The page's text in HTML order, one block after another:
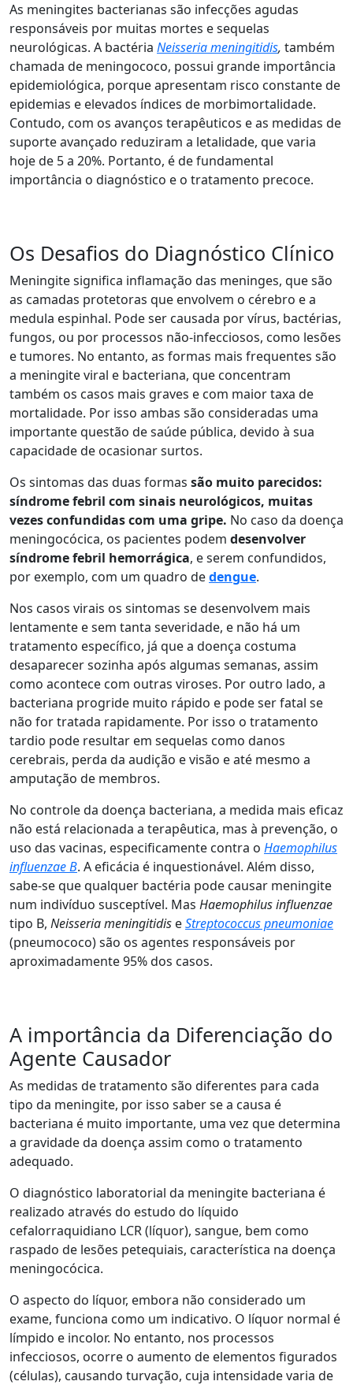
As meningites bacterianas são infecções agudas
responsáveis por muitas mortes e sequelas
neurológicas. A bactéria Neisseria meningitidis, também
chamada de meningococo, possui grande importância
epidemiológica, porque apresentam risco constante de
epidemias e elevados índices de morbimortalidade.
Contudo, com os avanços terapêuticos e as medidas de
suporte avançado reduziram a letalidade, que varia
hoje de 5 a 20%. Portanto, é de fundamental
importância o diagnóstico e o tratamento precoce.
Os Desafios do Diagnóstico Clínico
Meningite significa inflamação das meninges, que são
as camadas protetoras que envolvem o cérebro e a
medula espinhal. Pode ser causada por vírus, bactérias,
fungos, ou por processos não-infecciosos, como lesões
e tumores. No entanto, as formas mais frequentes são
a meningite viral e bacteriana, que concentram
também os casos mais graves e com maior taxa de
mortalidade. Por isso ambas são consideradas uma
importante questão de saúde pública, devido à sua
capacidade de ocasionar surtos.
Os sintomas das duas formas são muito parecidos:
síndrome febril com sinais neurológicos, muitas
vezes confundidas com uma gripe. No caso da doença
meningocócica, os pacientes podem desenvolver
síndrome febril hemorrágica, e serem confundidos,
por exemplo, com um quadro dedengue.
Nos casos virais os sintomas se desenvolvem mais
lentamente e sem tanta severidade, e não há um
tratamento específico, já que a doença costuma
desaparecer sozinha após algumas semanas, assim
como acontece com outras viroses. Por outro lado, a
bacteriana progride muito rápido e pode ser fatal se
não for tratada rapidamente. Por isso o tratamento
tardio pode resultar em sequelas como danos
cerebrais, perda da audição e visão e até mesmo a
amputação de membros.
No controle da doença bacteriana, a medida mais eficaz
não está relacionada a terapêutica, mas à prevenção, o
uso das vacinas, especificamente contra o Haemophilus
influenzae B. A eficácia é inquestionável. Além disso,
sabe-se que qualquer bactéria pode causar meningite
num indivíduo susceptível. Mas Haemophilus influenzae
tipo B, Neisseria meningitidis eStreptococcus pneumoniae
(pneumococo) são os agentes responsáveis por
aproximadamente 95% dos casos.
A importância da Diferenciação do
Agente Causador
As medidas de tratamento são diferentes para cada
tipo da meningite, por isso saber se a causa é
bacteriana é muito importante, uma vez que determina
a gravidade da doença assim como o tratamento
adequado.
O diagnóstico laboratorial da meningite bacteriana é
realizado através do estudo do líquido
cefalorraquidiano LCR (líquor), sangue, bem como
raspado de lesões petequiais, característica na doença
meningocócica.
O aspecto do líquor, embora não considerado um
exame, funciona como um indicativo. O líquor normal é
límpido e incolor. No entanto, nos processos
infecciosos, ocorre o aumento de elementos figurados
(células), causando turvação, cuja intensidade varia de